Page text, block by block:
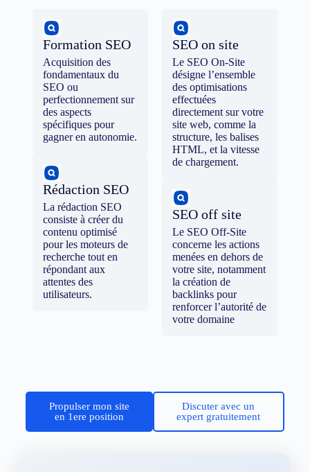
Formation SEO
Acquisition des
fondamentaux du
SEO ou
perfectionnement sur
des aspects
spécifiques pour
gagner en autonomie.
Rédaction SEO
La rédaction SEO
consiste à créer du
contenu optimisé
pour les moteurs de
recherche tout en
répondant aux
attentes des
utilisateurs.
SEO on site
Le SEO On-Site
désigne l’ensemble
des optimisations
effectuées
directement sur votre
site web, comme la
structure, les balises
HTML, et la vitesse
de chargement.
SEO off site
Le SEO Off-Site
concerne les actions
menées en dehors de
votre site, notamment
la création de
backlinks pour
renforcer l’autorité de
votre domaine
Propulser mon site
en 1ere position
Discuter avec un
expert gratuitement